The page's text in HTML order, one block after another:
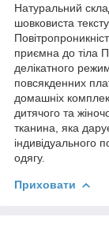
Натуральний
шовковиста
приємна до тіла
делікатного
повсякденних
домашніх
дитячого та
тканина, яка
індивідуального
одягу.
Приховати